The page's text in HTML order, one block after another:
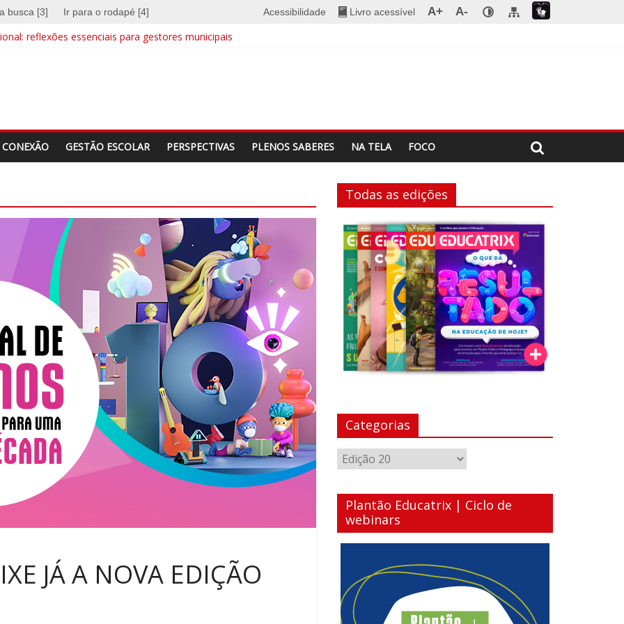
busca [3] Ir para o rodapé [4] Acessibilidade Livro acessível A+
A-
reflexões essenciais para gestores municipais
quebra barreiras
CONEXÃO GESTÃO ESCOLAR PERSPECTIVAS PLENOS SABERES NA TELA FOCO
JÁ A NOVA EDIÇÃO
Todas as edições
Categorias
Categorias
Plantão Educatrix | Ciclo de
webinars